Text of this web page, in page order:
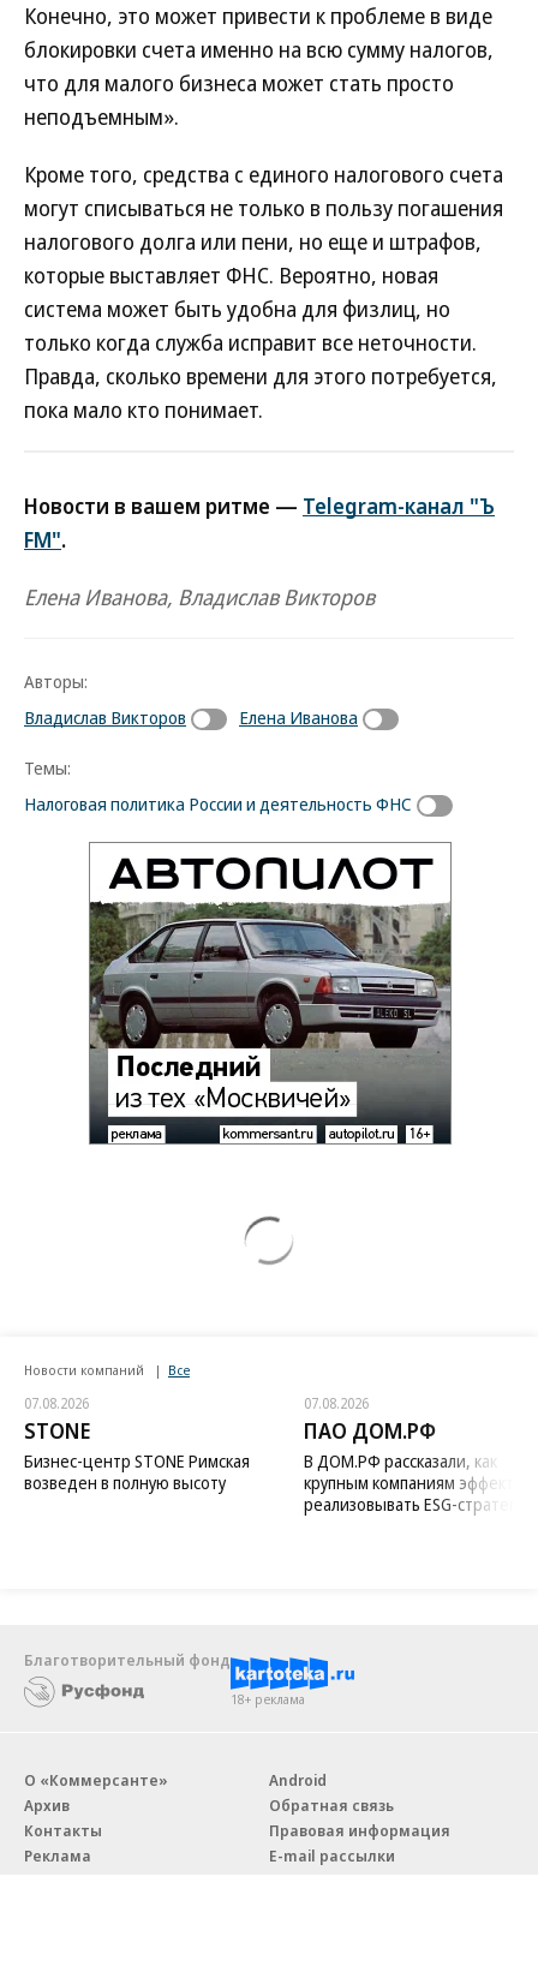
Конечно, это может привести к проблеме в виде
блокировки счета именно на всю сумму налогов,
что для малого бизнеса может стать просто
неподъемным».
Кроме того, средства с единого налогового счета
могут списываться не только в пользу погашения
налогового долга или пени, но еще и штрафов,
которые выставляет ФНС. Вероятно, новая
система может быть удобна для физлиц, но
только когда служба исправит все неточности.
Правда, сколько времени для этого потребуется,
пока мало кто понимает.
Новости в вашем ритме — Telegram-канал "Ъ
FM".
Елена Иванова, Владислав Викторов
Авторы:
Владислав Викторов
Елена Иванова
Темы:
Налоговая политика России и деятельность ФНС
Новости компаний Все
07.08.2026
STONE
Бизнес-центр STONE Римская
возведен в полную высоту
07.08.2026
ПАО ДОМ.РФ
В ДОМ.РФ рассказали, как
крупным компаниям
реализовывать ESG-стратегию
Благотворительный фонд
18+ реклама
О «Коммерсанте»
Архив
Контакты
Реклама
Android
Обратная связь
Правовая информация
E-mail рассылки